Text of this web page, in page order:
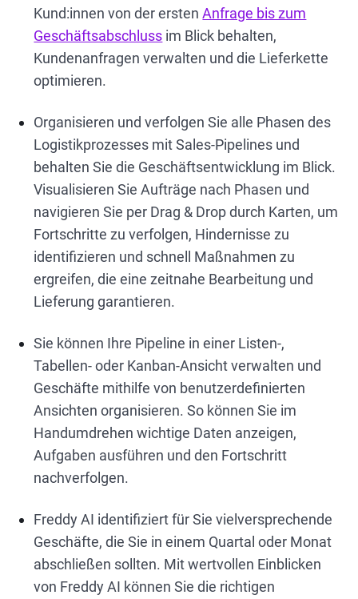
Kund:innen von der erstenAnfrage bis zum
Geschäftsabschluss im Blick behalten,
Kundenanfragen verwalten und die Lieferkette
optimieren.
Organisieren und verfolgen Sie alle Phasen des
Logistikprozesses mit Sales-Pipelines und
behalten Sie die Geschäftsentwicklung im Blick.
Visualisieren Sie Aufträge nach Phasen und
navigieren Sie per Drag & Drop durch Karten, um
Fortschritte zu verfolgen, Hindernisse zu
identifizieren und schnell Maßnahmen zu
ergreifen, die eine zeitnahe Bearbeitung und
Lieferung garantieren.
Sie können Ihre Pipeline in einer Listen-,
Tabellen- oder Kanban-Ansicht verwalten und
Geschäfte mithilfe von benutzerdefinierten
Ansichten organisieren. So können Sie im
Handumdrehen wichtige Daten anzeigen,
Aufgaben ausführen und den Fortschritt
nachverfolgen.
Freddy AI identifiziert für Sie vielversprechende
Geschäfte, die Sie in einem Quartal oder Monat
abschließen sollten. Mit wertvollen Einblicken
von Freddy AI können Sie die richtigen